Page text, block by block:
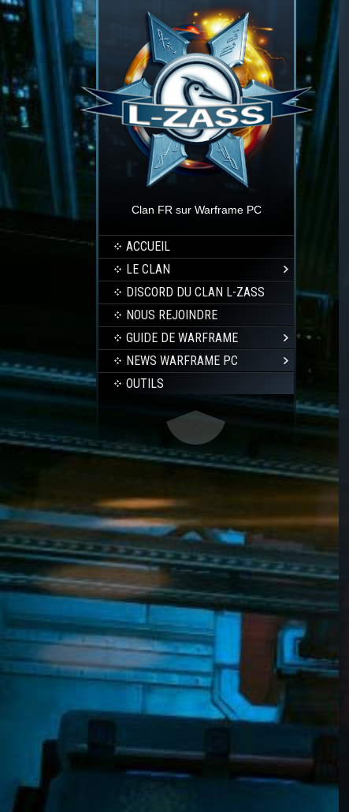
Clan FR sur Warframe PC
ACCUEIL
LE CLAN
DISCORD DU CLAN L-ZASS
NOUS REJOINDRE
GUIDE DE WARFRAME
NEWS WARFRAME PC
OUTILS